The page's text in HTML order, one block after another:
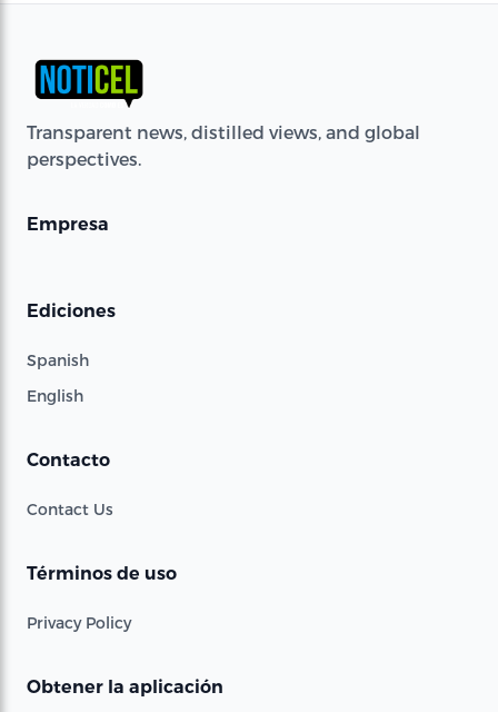
Transparent news, distilled views, and global
perspectives.
Empresa
Ediciones
Spanish
English
Contacto
Contact Us
Términos de uso
Privacy Policy
Obtener la aplicación